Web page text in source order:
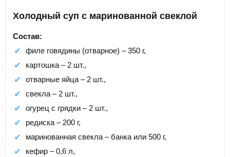
Холодный суп с маринованной свеклой
Состав:
филе говядины (отварное) – 350 г,
картошка – 2 шт.,
отварные яйца – 2 шт.,
свекла – 2 шт.,
огурец с грядки – 2 шт.,
редиска – 200 г,
маринованная свекла – банка или 500 г,
кефир – 0,6 л,